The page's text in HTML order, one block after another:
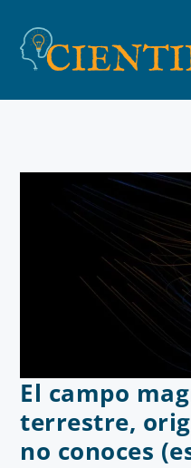
El campo
terrestre,
no conoces